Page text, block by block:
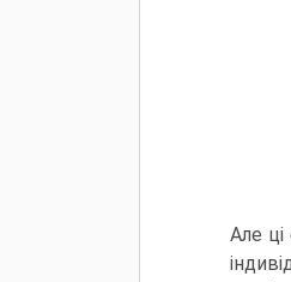
Але